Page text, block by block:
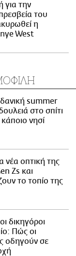
για την
του
η
West
summer
στο σπίτι
νησί
νέα οπτική της
Zs και
το τοπίο της
δικηγόροι
Πώς οι
οδηγούν σε